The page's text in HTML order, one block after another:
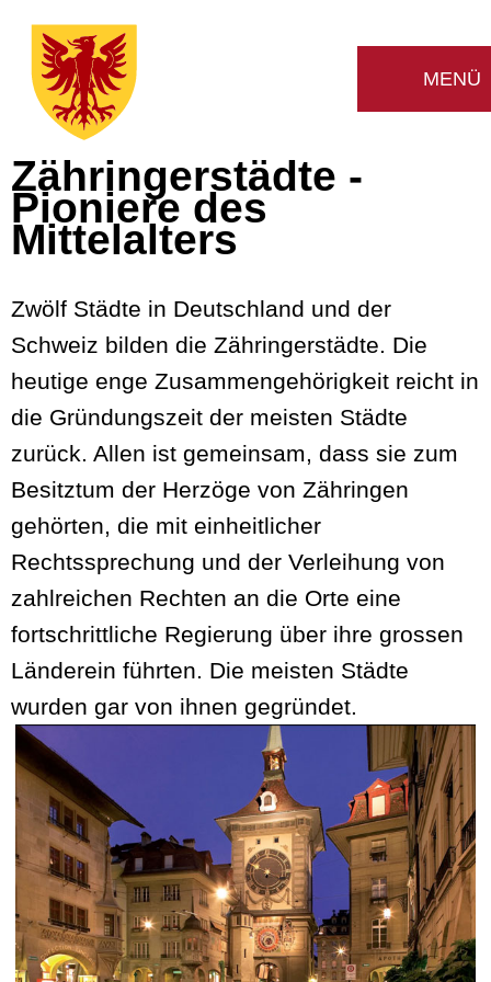
Zähringerstädte -
Pioniere des
Mittelalters
Zwölf Städte in Deutschland und der
Schweiz bilden die Zähringerstädte. Die
heutige enge Zusammengehörigkeit reicht in
die Gründungszeit der meisten Städte
zurück. Allen ist gemeinsam, dass sie zum
Besitztum der Herzöge von Zähringen
gehörten, die mit einheitlicher
Rechtssprechung und der Verleihung von
zahlreichen Rechten an die Orte eine
fortschrittliche Regierung über ihre grossen
Länderein führten. Die meisten Städte
wurden gar von ihnen gegründet.